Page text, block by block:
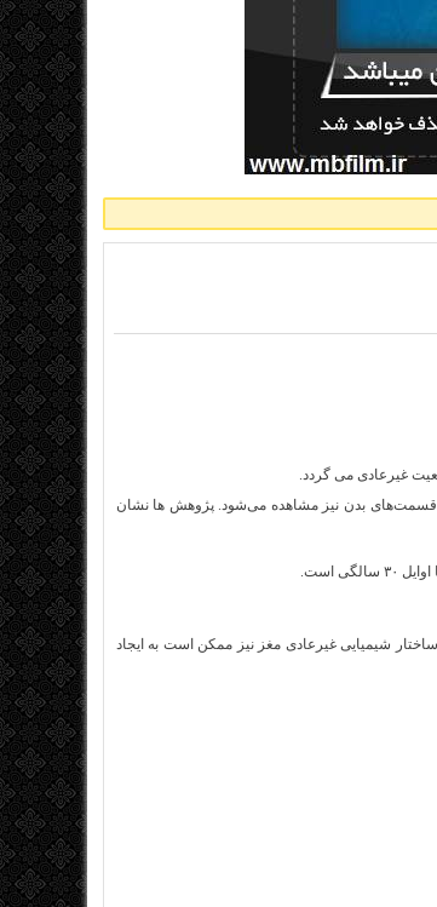
قسمت‌های بدن نیز مشاهده می‌شود. پژوهش ها نشان
شیمیایی غیرعادی مغز نیز ممکن است به ایجاد